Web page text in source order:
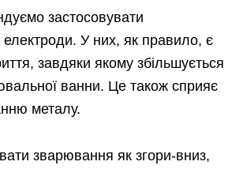
застосовувати
електроди. У них, як правило, є
завдяки якому збільшується
ванни. Це також сприяє
металу.
зварювання як згори-вниз,